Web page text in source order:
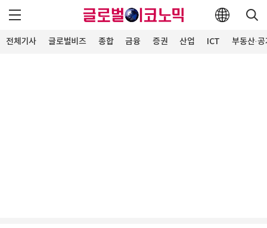
전체기사 글로벌비즈 종합 금융 증권 산업 ICT 부동산·